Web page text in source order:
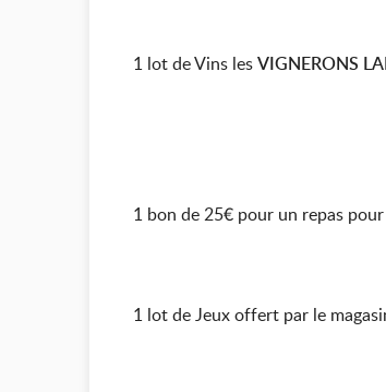
1 lot de Vins lesVIGNERONS
1 bon de 25€ pour un repas
1 lot de Jeux offert par le